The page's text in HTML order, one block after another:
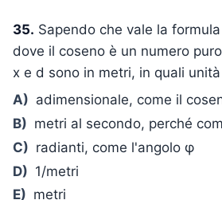
35. Sapendo che vale la
dove il coseno è un numero
x e d sono in metri, in quali unità
A) adimensionale, come il
B) metri al secondo, perché
C) radianti, come l'angolo φ
D) 1/metri
E) metri